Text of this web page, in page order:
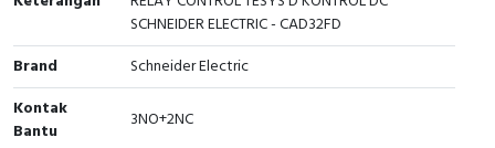
Cable Operated Switch
Signalling Columns
Panel Box
SCHNEIDER ELECTRIC - CAD32FD
Brand
Schneider Electric
Kontak
Bantu
3NO+2NC